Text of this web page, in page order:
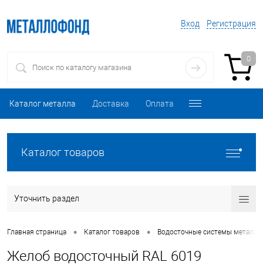
Вход Регистрация
0
Каталог металла Доставка Оплата
Каталог товаров
Уточнить раздел
Главная страница • Каталог товаров • Водосточные системы
Желоб водосточный RAL 6019